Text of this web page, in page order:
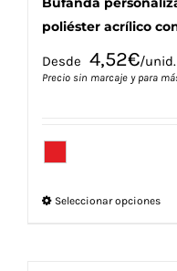
poliéster acrílico
Desde 4,52€/unid.
Precio sin marcaje y para
Seleccionar opciones